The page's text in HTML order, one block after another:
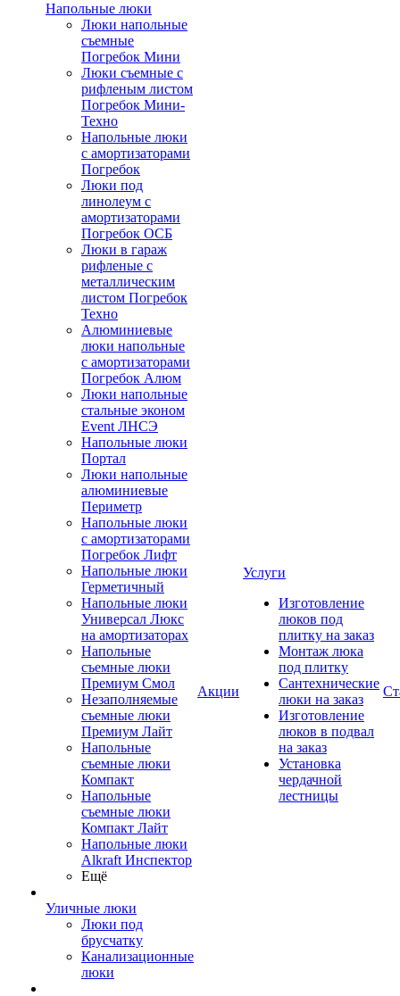
Напольные люки
Люки напольные
съемные
Погребок Мини
Люки съемные с
рифленым листом
Погребок Мини-
Техно
Напольные люки
с амортизаторами
Погребок
Люки под
линолеум с
амортизаторами
Погребок ОСБ
Люки в гараж
рифленые с
металлическим
листом Погребок
Техно
Алюминиевые
люки напольные
с амортизаторами
Погребок Алюм
Люки напольные
стальные эконом
Event ЛНСЭ
Напольные люки
Портал
Люки напольные
алюминиевые
Периметр
Напольные люки
с амортизаторами
Погребок Лифт
Напольные люки
Герметичный
Напольные люки
Универсал Люкс
на амортизаторах
Напольные
съемные люки
Премиум Смол
Незаполняемые
съемные люки
Премиум Лайт
Напольные
съемные люки
Компакт
Напольные
съемные люки
Компакт Лайт
Напольные люки
Alkraft Инспектор
Ещё
Уличные люки
Люки под
брусчатку
Канализационные
люки
Акции
Услуги
Изготовление
люков под
плитку на заказ
Монтаж люка
под плитку
Сантехнические
люки на заказ
Изготовление
люков в подвал
на заказ
Установка
чердачной
лестницы